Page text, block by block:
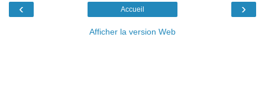
‹ ›
Accueil
Afficher la version Web